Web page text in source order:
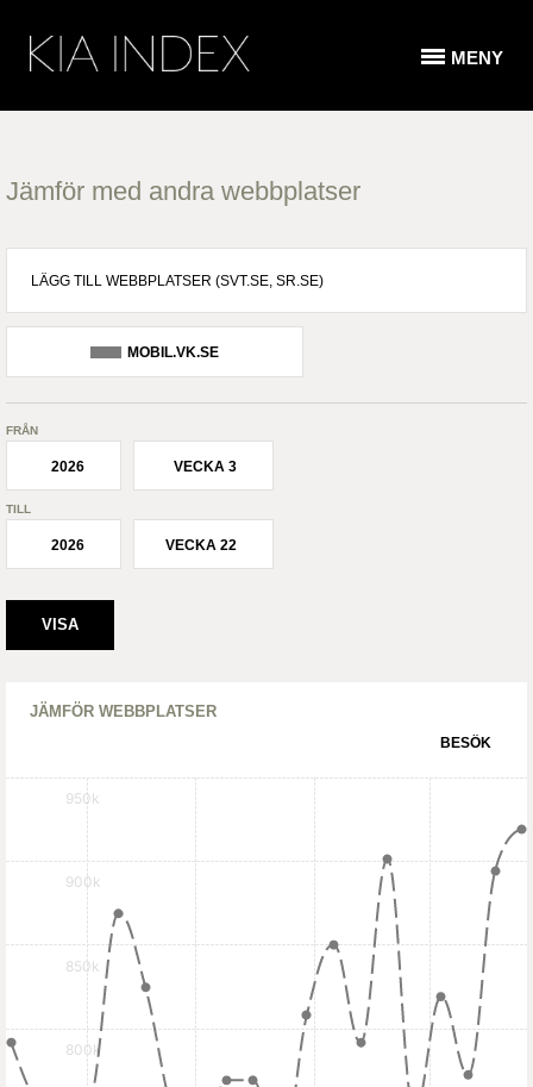
MENY
Jämför med andra webbplatser
MOBIL.VK.SE
FRÅN
2026 VECKA 3
TILL
2026 VECKA 22
JÄMFÖR WEBBPLATSER
BESÖK
800k
850k
900k
950k